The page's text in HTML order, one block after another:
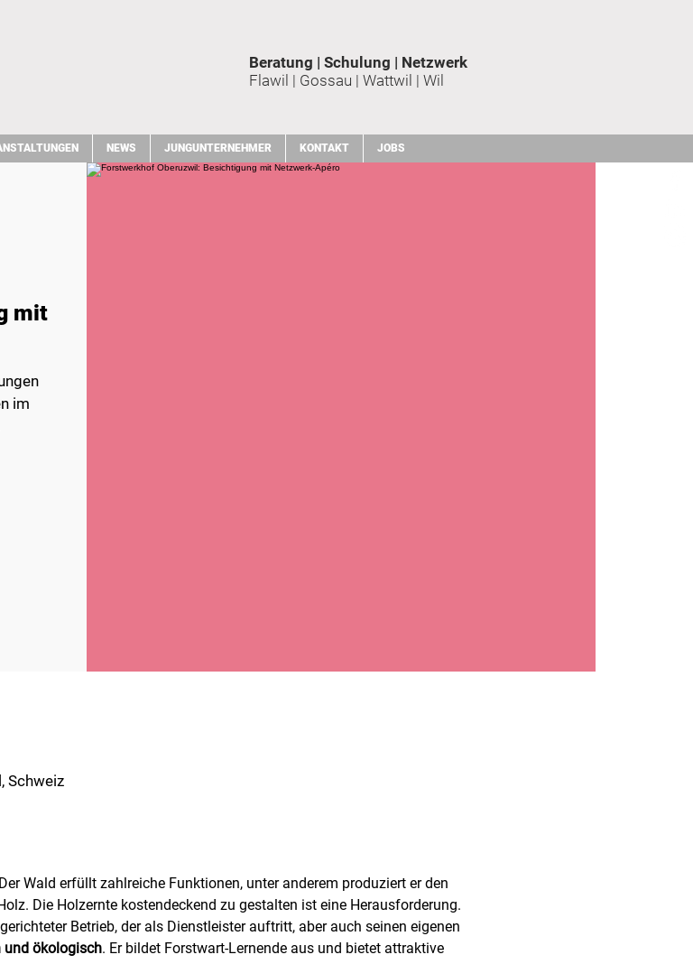
Beratung | Schulung | Netzwerk
Flawil | Gossau | Wattwil | Wil
NEWS JUNGUNTERNEHMER KONTAKT JOBS
mit
im
Schweiz
Wald erfüllt zahlreiche Funktionen, unter anderem produziert er den
Die Holzernte kostendeckend zu gestalten ist eine Herausforderung.
Betrieb, der als Dienstleister auftritt, aber auch seinen eigenen
ökologisch. Er bildet Forstwart-Lernende aus und bietet attraktive